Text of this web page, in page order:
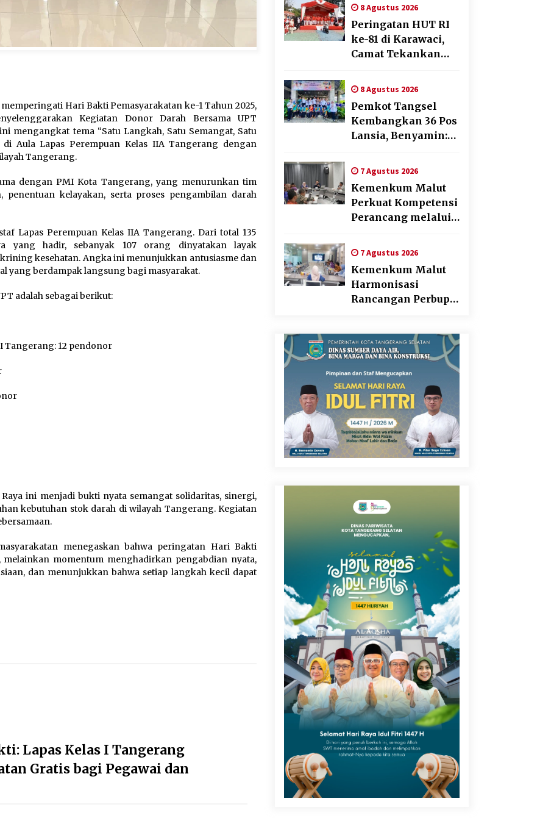
Hari Bakti Pemasyarakatan ke-1 Tahun 2025,
Kegiatan Donor Darah Bersama UPT
mengangkat tema “Satu Langkah, Satu Semangat, Satu
Aula Lapas Perempuan Kelas IIA Tangerang dengan
Tangerang.
dengan PMI Kota Tangerang, yang menurunkan tim
kelayakan, serta proses pengambilan darah
Lapas Perempuan Kelas IIA Tangerang. Dari total 135
yang hadir, sebanyak 107 orang dinyatakan layak
kesehatan. Angka ini menunjukkan antusiasme dan
yang berdampak langsung bagi masyarakat.
adalah sebagai berikut:
Tangerang: 12 pendonor
ini menjadi bukti nyata semangat solidaritas, sinergi,
kebutuhan stok darah di wilayah Tangerang. Kegiatan
menegaskan bahwa peringatan Hari Bakti
melainkan momentum menghadirkan pengabdian nyata,
dan menunjukkan bahwa setiap langkah kecil dapat
Lapas Kelas I Tangerang
Gratis bagi Pegawai dan
8 Agustus 2026
Peringatan HUT RI
ke-81 di Karawaci,
Camat Tekankan
Pelayanan dan
Kebersamaan
8 Agustus 2026
Pemkot Tangsel
Kembangkan 36 Pos
Lansia, Benyamin:
Sehat, Aktif, dan
Bahagia
7 Agustus 2026
Kemenkum Malut
Perkuat Kompetensi
Perancang melalui
Penyusunan Produk
Hukum Daerah
7 Agustus 2026
Kemenkum Malut
Harmonisasi
Rancangan Perbup
Halteng